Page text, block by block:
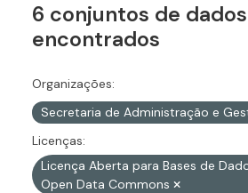
6 conjuntos de dados
encontrados
Organizações:
Secretaria de Administração e
Licenças:
Licença Aberta para Bases de
Open Data Commons